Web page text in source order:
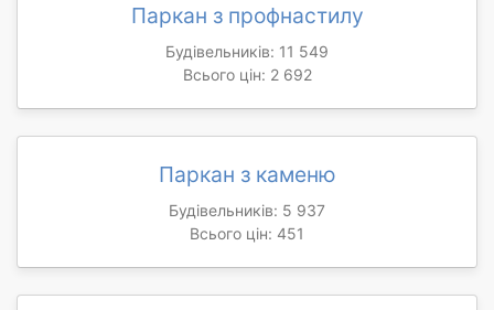
Паркан з профнастилу
Будівельників: 11 549
Всього цін: 2 692
Паркан з каменю
Будівельників: 5 937
Всього цін: 451